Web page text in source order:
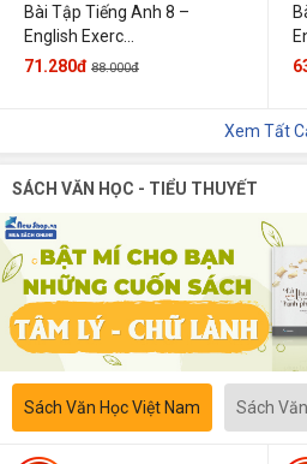
Bài Tập Tiếng Anh 8 –
English Exerc...
71.280đ 88.000đ
Xem Tất
SÁCH VĂN HỌC - TIỂU THUYẾT
Sách Văn Học Việt Nam Sách